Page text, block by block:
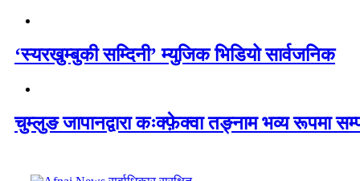
‘स्यरखुम्बुकी सम्दिनी’ म्युजिक भिडियो सार्वजनिक
चुम्लुङ जापानद्वारा कःक्फ़ेक्वा तङ्नाम भव्य रूपमा